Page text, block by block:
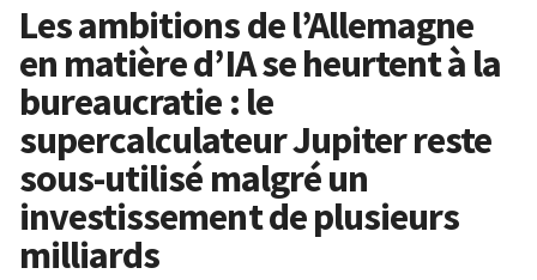
Les ambitions de l’Allemagne
en matière d’IA se heurtent à la
bureaucratie : le
supercalculateur Jupiter reste
sous-utilisé malgré un
investissement de plusieurs
milliards